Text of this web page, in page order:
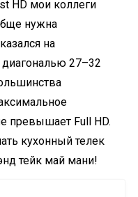
HD мои коллеги
нужна
на
диагональю 27–32
превышает Full HD.
кухонный телек
тейк май мани!